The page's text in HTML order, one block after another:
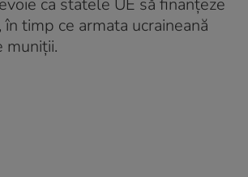
în timp ce armata ucraineană
muniţii.